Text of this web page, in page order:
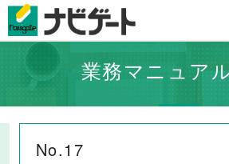
業務マニュア
No.17